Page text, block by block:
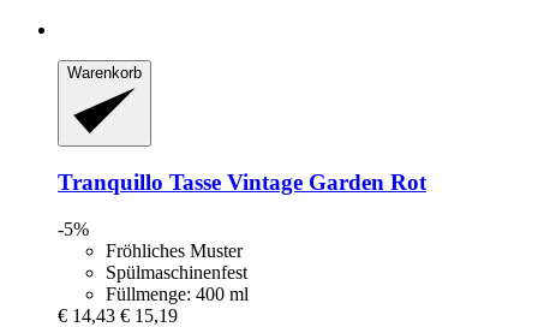
Warenkorb
Tranquillo Tasse Vintage Garden Rot
-5%
Fröhliches Muster
Spülmaschinenfest
Füllmenge: 400 ml
€ 14,43 € 15,19